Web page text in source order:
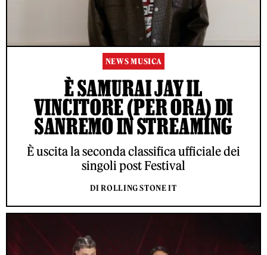
NEWS MUSICA
È SAMURAI JAY IL
VINCITORE (PER ORA) DI
SANREMO IN STREAMING
È uscita la seconda classifica ufficiale dei
singoli post Festival
DI ROLLING STONE IT